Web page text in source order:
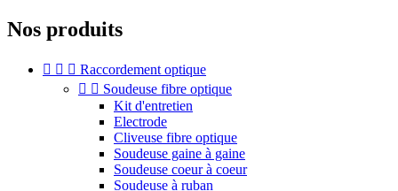
Nos produits
   Raccordement optique
  Soudeuse fibre optique
Kit d'entretien
Electrode
Cliveuse fibre optique
Soudeuse gaine à gaine
Soudeuse coeur à coeur
Soudeuse à ruban